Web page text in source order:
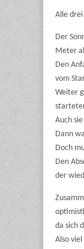
Alle
Der
Meter
Den
vom
Weiter
Auch
Dann
Doch
Den
der
da sich
Also